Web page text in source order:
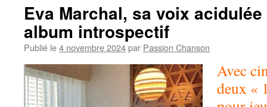
Eva Marchal, sa voix
album introspectif
Publié le4 novembre 2024par Passion Chanson
Avec
deux «